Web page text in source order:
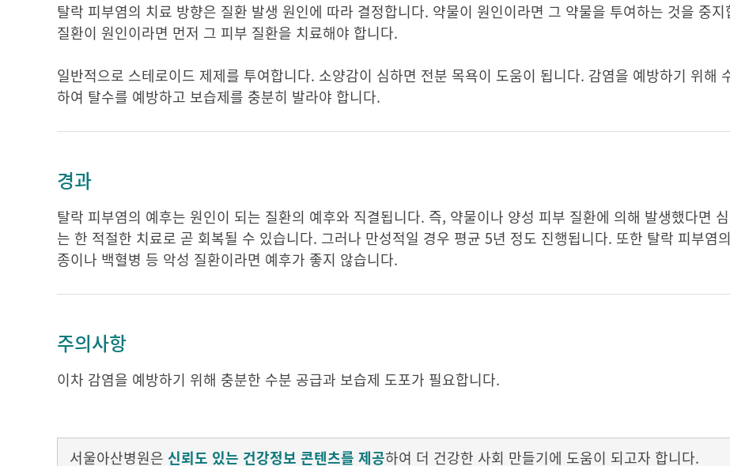
탈락 피부염의 치료 방향은 질환 발생 원인에 따라 결정합니다. 약물이 원인이라면 그 약물을 투여하는 것을 중
질환이 원인이라면 먼저 그 피부 질환을 치료해야 합니다.
일반적으로 스테로이드 제제를 투여합니다. 소양감이 심하면 전분 목욕이 도움이 됩니다. 감염을 예방하기 위해
하여 탈수를 예방하고 보습제를 충분히 발라야 합니다.
경과
탈락 피부염의 예후는 원인이 되는 질환의 예후와 직결됩니다. 즉, 약물이나 양성 피부 질환에 의해 발생했다면
는 한 적절한 치료로 곧 회복될 수 있습니다. 그러나 만성적일 경우 평균 5년 정도 진행됩니다. 또한 탈락 피부염
종이나 백혈병 등 악성 질환이라면 예후가 좋지 않습니다.
주의사항
이차 감염을 예방하기 위해 충분한 수분 공급과 보습제 도포가 필요합니다.
서울아산병원은 신뢰도 있는 건강정보 콘텐츠를 제공하여 더 건강한 사회 만들기에 도움이 되고자 합니다.